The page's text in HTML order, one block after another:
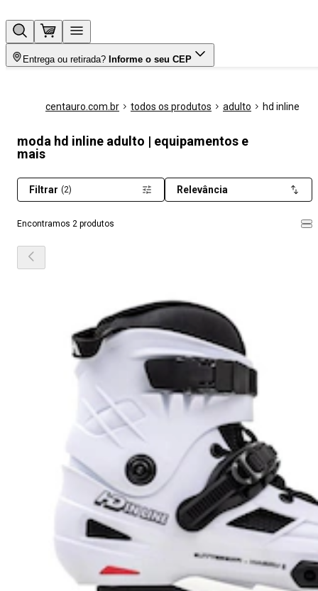
Entrega ou retirada? Informe o seu CEP
centauro.com.br todos os produtos adulto hd inline
moda hd inline adulto | equipamentos e
mais
Encontramos 2 produtos
Filtrar (2) Relevância